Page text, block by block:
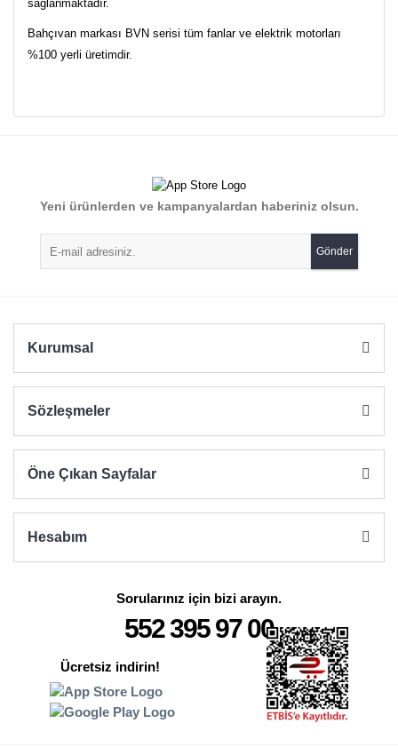
sağlanmaktadır.
Bahçıvan markası BVN serisi tüm fanlar ve elektrik motorları
%100 yerli üretimdir.
Yorum Yaz
Ürün resmi kalitesiz, bozuk veya görüntülenemiyor.
Ürün açıklamasında eksik bilgiler bulunuyor.
Ürün bilgilerinde hatalar bulunuyor.
Yeni ürünlerden ve kampanyalardan haberiniz olsun.
Gönder
Kurumsal
Sözleşmeler
Öne Çıkan Sayfalar
Hesabım
Sorularınız için bizi arayın.
552 395 97 00
Ücretsiz indirin!